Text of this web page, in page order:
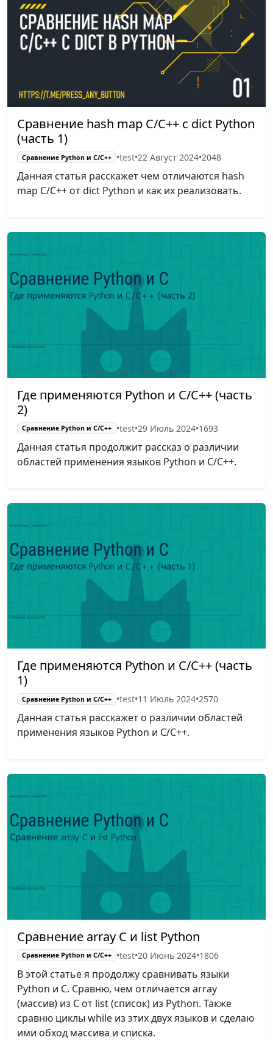
Сравнение hash map С/C++ с dict Python
(часть 1)
Сравнение Python и С/C++ •test•22 Август 2024•2048
Данная статья расскажет чем отличаются hash
map C/C++ от dict Python и как их реализовать.
Где применяются Python и C/C++ (часть
2)
Сравнение Python и С/C++ •test•29 Июль 2024•1693
Данная статья продолжит рассказ о различии
областей применения языков Python и C/C++.
Где применяются Python и C/C++ (часть
1)
Сравнение Python и С/C++ •test•11 Июль 2024•2570
Данная статья расскажет о различии областей
применения языков Python и C/C++.
Сравнение array C и list Python
Сравнение Python и С/C++ •test•20 Июнь 2024•1806
В этой статье я продолжу сравнивать языки
Python и C. Сравню, чем отличается array
(массив) из С от list (список) из Python. Также
сравню циклы while из этих двух языков и сделаю
ими обход массива и списка.